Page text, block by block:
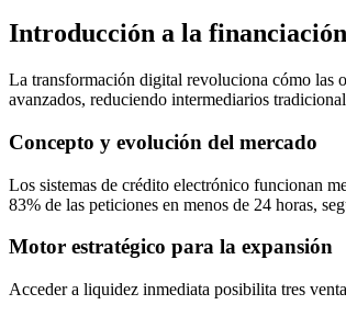
Introducción a la
La transformación digital revoluciona cómo las
avanzados, reduciendo intermediarios
Concepto y evolución del mercado
Los sistemas de crédito electrónico funcionan
83% de las peticiones en menos de 24 horas,
Motor estratégico para la expansión
Acceder a liquidez inmediata posibilita tres